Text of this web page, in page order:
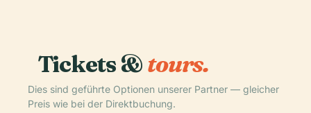
Tickets &tours.
Dies sind geführte Optionen unserer Partner — gleicher
Preis wie bei der Direktbuchung.